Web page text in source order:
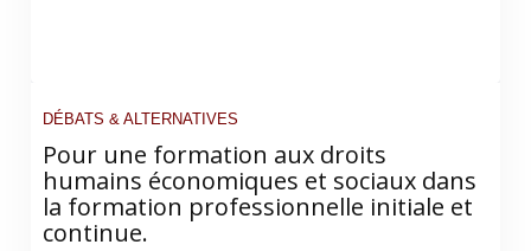
DÉBATS & ALTERNATIVES
Pour une formation aux droits
humains économiques et sociaux dans
la formation professionnelle initiale et
continue.